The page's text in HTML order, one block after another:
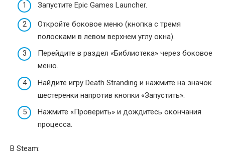
Запустите Epic Games Launcher.
Откройте боковое меню (кнопка с тремя
полосками в левом верхнем углу окна).
Перейдите в раздел «Библиотека» через боковое
меню.
Найдите игру Death Stranding и нажмите на значок
шестеренки напротив кнопки «Запустить».
Нажмите «Проверить» и дождитесь окончания
процесса.
В Steam: